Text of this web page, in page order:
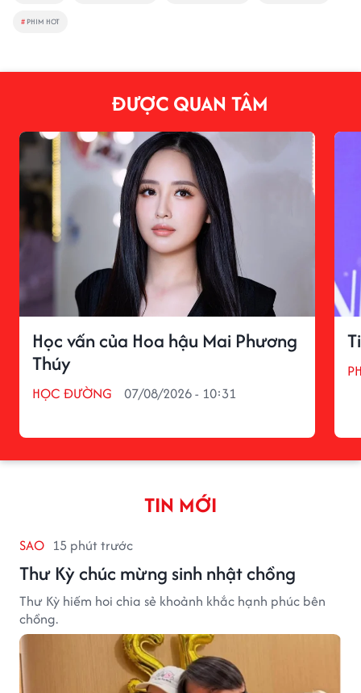
# PHIM HOT
ĐƯỢC QUAN TÂM
Học vấn của Hoa hậu Mai Phương
Thúy
HỌC ĐƯỜNG 07/08/2026 - 10:31
TIN MỚI
SAO 15 phút trước
Thư Kỳ chúc mừng sinh nhật chồng
Thư Kỳ hiếm hoi chia sẻ khoảnh khắc hạnh phúc bên
chồng.